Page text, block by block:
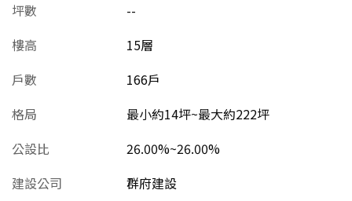
坪數
--
樓高
15層
戶數
166戶
格局
最小約14坪~最大約222坪
公設比
26.00%~26.00%
建設公司
群府建設